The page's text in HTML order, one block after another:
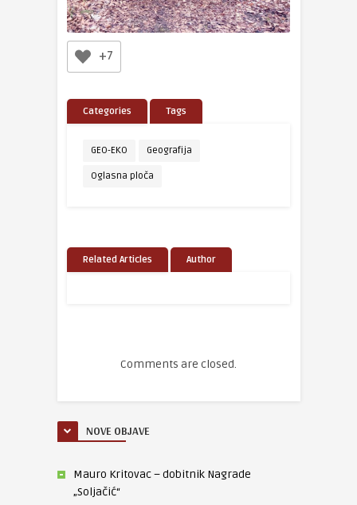
+7
Categories Tags
GEO-EKO Geografija
Oglasna ploča
Related Articles Author
Comments are closed.
NOVE OBJAVE
Mauro Kritovac – dobitnik Nagrade
„Soljačić“